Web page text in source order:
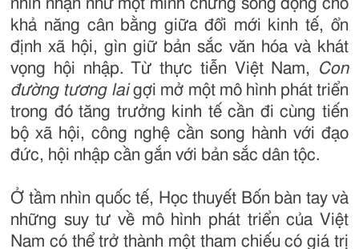
nhìn nhận như một minh chứng sống động cho
khả năng cân bằng giữa đổi mới kinh tế, ổn
định xã hội, gìn giữ bản sắc văn hóa và khát
vọng hội nhập. Từ thực tiễn Việt Nam, Con
đường tương laigợi mở một mô hình phát triển
trong đó tăng trưởng kinh tế cần đi cùng tiến
bộ xã hội, công nghệ cần song hành với đạo
đức, hội nhập cần gắn với bản sắc dân tộc.
Ở tầm nhìn quốc tế, Học thuyết Bốn bàn tay và
những suy tư về mô hình phát triển của Việt
Nam có thể trở thành một tham chiếu có giá trị